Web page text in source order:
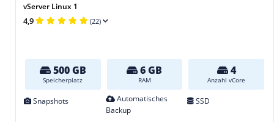
vServer Linux 1
4,9 (22)
500 GB
Speicherplatz
6 GB
RAM
4
Anzahl vCore
Snapshots
Automatisches
Backup
SSD